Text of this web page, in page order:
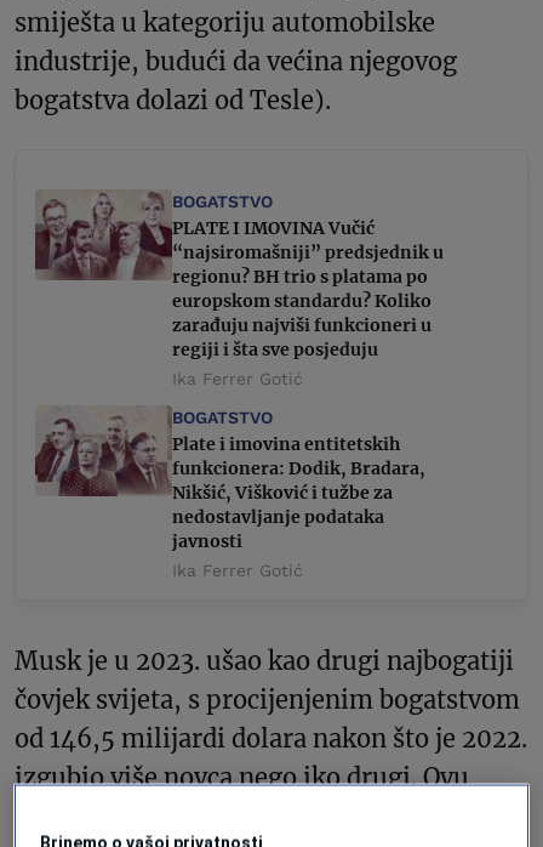
smiješta u kategoriju automobilske
industrije, budući da većina njegovog
bogatstva dolazi od Tesle).
BOGATSTVO
PLATE I IMOVINA Vučić
“najsiromašniji” predsjednik u
regionu? BH trio s platama po
europskom standardu? Koliko
zarađuju najviši funkcioneri u
regiji i šta sve posjeduju
Ika Ferrer Gotić
BOGATSTVO
Plate i imovina entitetskih
funkcionera: Dodik, Bradara,
Nikšić, Višković i tužbe za
nedostavljanje podataka
javnosti
Ika Ferrer Gotić
Musk je u 2023. ušao kao drugi najbogatiji
čovjek svijeta, s procijenjenim bogatstvom
od 146,5 milijardi dolara nakon što je 2022.
izgubio više novca nego iko drugi. Ovu